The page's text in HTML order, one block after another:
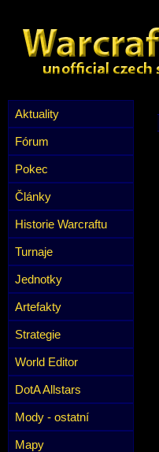
Aktuality
Fórum
Pokec
Články
Historie Warcraftu
Turnaje
Jednotky
Artefakty
Strategie
World Editor
DotA Allstars
Mody - ostatní
Mapy